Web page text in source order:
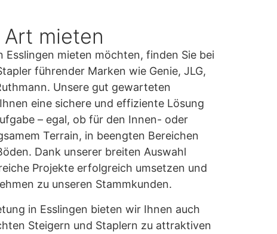
mieten
Esslingen mieten möchten, finden Sie bei
führender Marken wie Genie, JLG,
Unsere gut gewarteten
eine sichere und effiziente Lösung
– egal, ob für den Innen- oder
Terrain, in beengten Bereichen
Dank unserer breiten Auswahl
Projekte erfolgreich umsetzen und
zu unseren Stammkunden.
in Esslingen bieten wir Ihnen auch
Steigern und Staplern zu attraktiven